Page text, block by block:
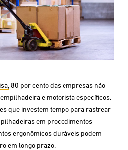
80 por cento das empresas não
e motorista específicos.
que investem tempo para rastrear
em procedimentos
ergonômicos duráveis podem
em longo prazo.